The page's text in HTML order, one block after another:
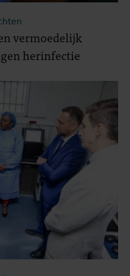
vermoedelijk
herinfectie